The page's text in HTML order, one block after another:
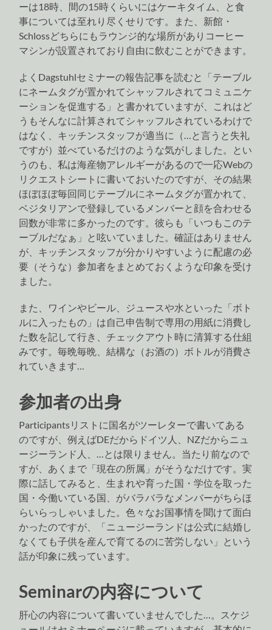
ーは18時、間の15時くらいにはケーキタイム、と食
事については至れり尽くせりです。また、新館・
Schlossどちらにもラウンジ的な場所がありコーヒー
マシンが設置されており自由に飲むことができます。
よくDagstuhlセミナーの報告記事を読むと「テーブル
にネームタグが置かれてシャッフルされてコミュニケ
ーションを促進する」と書かれていますが、これはど
うもそんなに計算されてシャッフルされているわけで
はなく、キッチンスタッフが適当に（…と言うと失礼
ですが）並べているだけのような気がしました。とい
うのも、私は海産物アレルギーがあるので一応Webの
リクエストシートに書いておいたのですが、その結果
ほぼほぼ毎回同じテーブルにネームタグが置かれて、
ベジタリアンで登録しているメンバーと顔を合わせる
回数が非常に多かったのです。彼らも「いつもこのテ
ーブルだなぁ」と呟いていました。確証はありません
が、キッチンスタッフが分かりやすいように配慮の必
要（そうな）参加者をまとめておくような印象を受け
ました。
また、ワインやビール、ジュースや水といった「ボト
ルに入ったもの」は自己申告制で専用の用紙に消費し
た数を記して行き、チェックアウト時に清算する仕組
みです。毎晩毎晩、結構な（お酒の）ボトルが消費さ
れていきます…
参加者の出身
Participantsリストに国名がツーレターで書いてある
のですが、例えばDEだからドイツ人、NZだからニュ
ージーランド人、…とは限りません。当たり前なので
すが、あくまで「現在の所属」がそうなだけです。実
際に話してみると、生まれや育った国・学位を取った
国・今働いている国、がバラバラなメンバーがちらほ
らいらっしゃいました。色々なお国事情を聞けて面白
かったのですが、「ニュージーランドは公式に結婚し
なくても子供を産んで育てるのに苦労しない」という
話が印象に残っています。
Seminarの内容について
肝心の内容について書いていませんでした…。スケジ